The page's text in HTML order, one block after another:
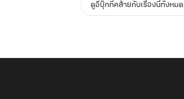
ดูอีบุ๊กที่คล้ายกับเรื่องนี้ทั้งหมด